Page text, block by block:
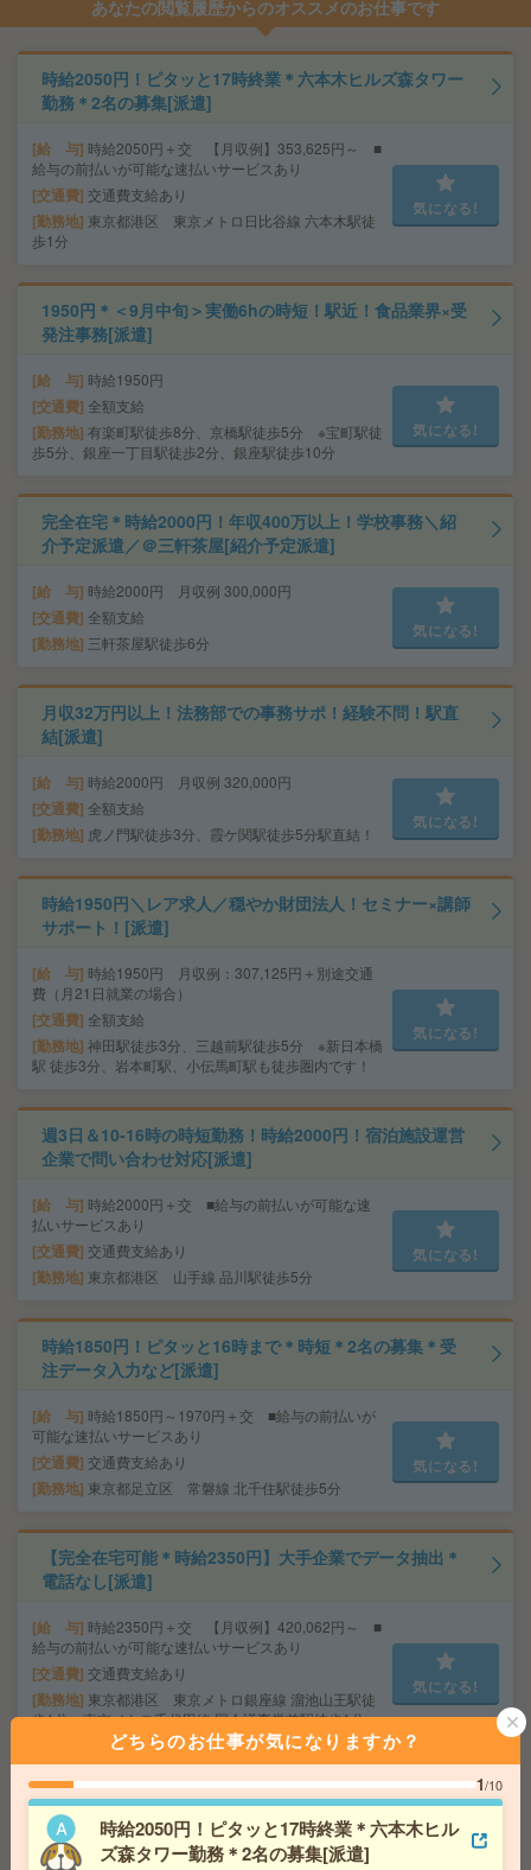
あなたの閲覧履歴からのオススメのお仕事です
時給2050円！ピタッと17時終業＊六本木ヒルズ森タワー
勤務＊2名の募集[派遣]
給 与 時給2050円＋交 【月収例】353,625円～ ■
給与の前払いが可能な速払いサービスあり
交通費 交通費支給あり
勤務地 東京都港区 東京メトロ日比谷線 六本木駅徒
歩1分
気になる!
1950円＊＜9月中旬＞実働6hの時短！駅近！食品業界×受
発注事務[派遣]
給 与 時給1950円
交通費 全額支給
勤務地 有楽町駅徒歩8分、京橋駅徒歩5分 ※宝町駅徒
歩5分、銀座一丁目駅徒歩2分、銀座駅徒歩10分
気になる!
完全在宅＊時給2000円！年収400万以上！学校事務＼紹
介予定派遣／＠三軒茶屋[紹介予定派遣]
給 与 時給2000円 月収例 300,000円
交通費 全額支給
勤務地 三軒茶屋駅徒歩6分
気になる!
月収32万円以上！法務部での事務サポ！経験不問！駅直
結[派遣]
給 与 時給2000円 月収例 320,000円
交通費 全額支給
勤務地 虎ノ門駅徒歩3分、霞ケ関駅徒歩5分駅直結！
気になる!
時給1950円＼レア求人／穏やか財団法人！セミナー×講師
サポート！[派遣]
給 与 時給1950円 月収例：307,125円＋別途交通
費（月21日就業の場合）
交通費 全額支給
勤務地 神田駅徒歩3分、三越前駅徒歩5分 ※新日本橋
駅 徒歩3分、岩本町駅、小伝馬町駅も徒歩圏内です！
気になる!
週3日＆10-16時の時短勤務！時給2000円！宿泊施設運営
企業で問い合わせ対応[派遣]
給 与 時給2000円＋交 ■給与の前払いが可能な速
払いサービスあり
交通費 交通費支給あり
勤務地 東京都港区 山手線 品川駅徒歩5分
気になる!
時給1850円！ピタッと16時まで＊時短＊2名の募集＊受
注データ入力など[派遣]
給 与 時給1850円～1970円＋交 ■給与の前払いが
可能な速払いサービスあり
交通費 交通費支給あり
勤務地 東京都足立区 常磐線 北千住駅徒歩5分
気になる!
【完全在宅可能＊時給2350円】大手企業でデータ抽出＊
電話なし[派遣]
給 与 時給2350円＋交 【月収例】420,062円～ ■
給与の前払いが可能な速払いサービスあり
交通費 交通費支給あり
勤務地 東京都港区 東京メトロ銀座線 溜池山王駅徒
歩1分、東京メトロ千代田線 国会議事堂前駅徒歩1分
気になる!
時給1750円！人気の学校勤務＊基本16時まで＊書類の封
入など学校事務！12月迄[派遣]
給 与
時給1750円＋交 【月収例】301,875円～ ■
どちらのお仕事が気になりますか？
1/10
時給2050円！ピタッと17時終業＊六本木ヒル
ズ森タワー勤務＊2名の募集[派遣]